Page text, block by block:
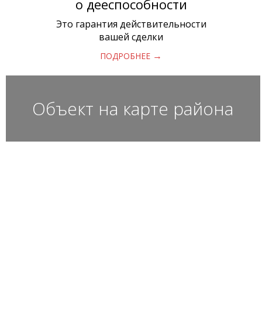
о дееспособности
Это гарантия действительности
вашей сделки
ПОДРОБНЕЕ →
Объект на карте района